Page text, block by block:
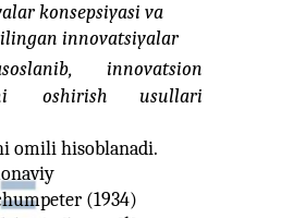
konsepsiyasi va
innovatsiyalar
innovatsion
oshirish
usullari
omili hisoblanadi.
(1934)